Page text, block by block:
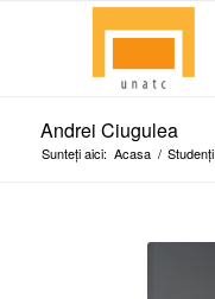
Andrei Ciugulea
Sunteți aici: Acasa / Studenți